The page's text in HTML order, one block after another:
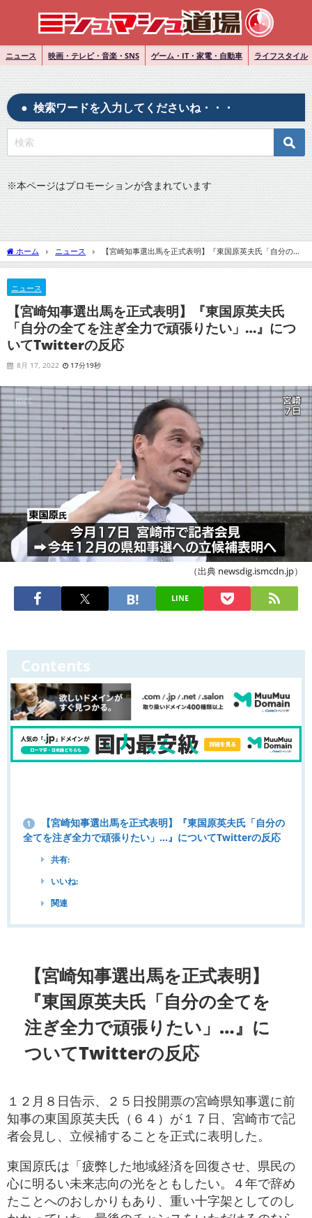
ニュース 映画・テレビ・音楽・SNS ゲーム・IT・家電・自動車 ライフスタイル
検索ワードを入力してくださいね・・・
※本ページはプロモーションが含まれています
ホーム ニュース
【宮崎知事選出馬を正式表明】『東国原英夫氏「自分の全
てを注ぎ全力で頑張りたい」…』についてTwitterの反応
ニュース
【宮崎知事選出馬を正式表明】『東国原英夫氏
「自分の全てを注ぎ全力で頑張りたい」…』につ
いてTwitterの反応
8月 17, 2022 17分19秒
（出典 newsdig.ismcdn.jp）
LINE
Contents
1
【宮崎知事選出馬を正式表明】『東国原英夫氏「自分の
全てを注ぎ全力で頑張りたい」…』についてTwitterの反応
共有:
いいね:
関連
【宮崎知事選出馬を正式表明】
『東国原英夫氏「自分の全てを
注ぎ全力で頑張りたい」…』に
ついてTwitterの反応
１２月８日告示、２５日投開票の宮崎県知事選に前
知事の東国原英夫氏（６４）が１７日、宮崎市で記
者会見し、立候補することを正式に表明した。
東国原氏は「疲弊した地域経済を回復させ、県民の
心に明るい未来志向の光をともしたい。４年で辞め
たことへのおしかりもあり、重い十字架としてのし